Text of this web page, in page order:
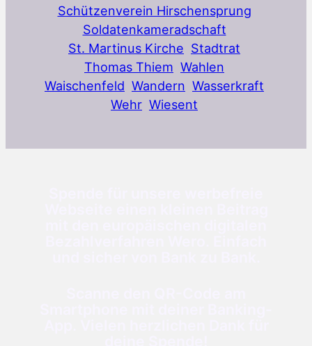
Schützenverein Hirschensprung
Soldatenkameradschaft
St. Martinus Kirche Stadtrat
Thomas Thiem Wahlen
Waischenfeld Wandern Wasserkraft
Wehr Wiesent